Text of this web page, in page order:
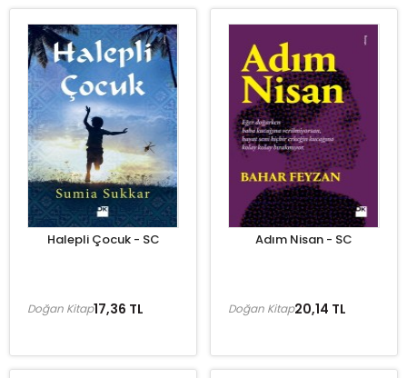
Halepli Çocuk - SC
17,36 TL
Doğan Kitap
Adım Nisan - SC
20,14 TL
Doğan Kitap